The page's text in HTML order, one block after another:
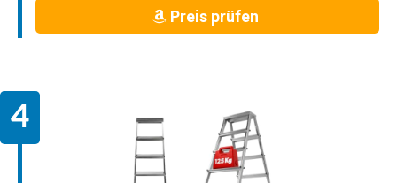
Preis prüfen